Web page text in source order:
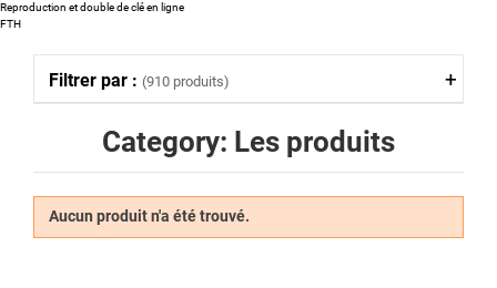
Reproduction et double de clé en ligne
FTH
Category: Les produits
Aucun produit n'a été trouvé.
Filtrer par : (910 produits)